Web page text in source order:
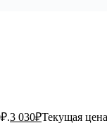
3 030₽Текущая